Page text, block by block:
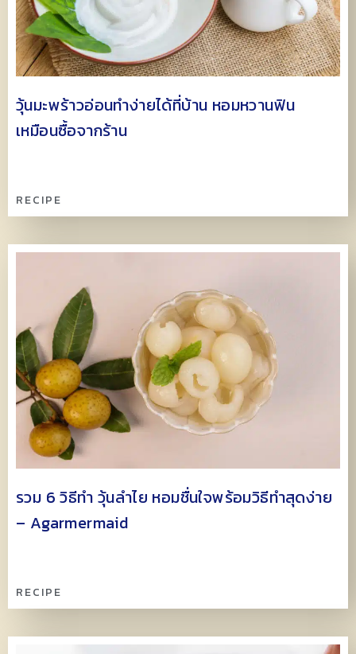
วุ้นมะพร้าวอ่อนทำง่ายได้ที่บ้าน หอมหวานฟิน
เหมือนซื้อจากร้าน
RECIPE
รวม 6 วิธีทำ วุ้นลำไย หอมชื่นใจพร้อมวิธีทำสุดง่าย
– Agarmermaid
RECIPE